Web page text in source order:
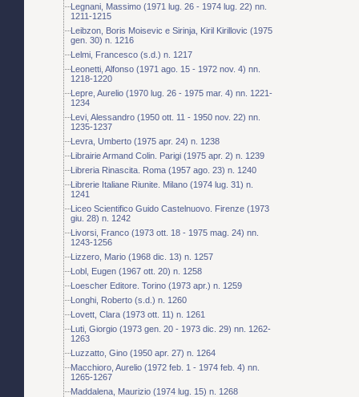
Legnani, Massimo (1971 lug. 26 - 1974 lug. 22) nn.
1211-1215
Leibzon, Boris Moisevic e Sirinja, Kiril Kirillovic (1975
gen. 30) n. 1216
Lelmi, Francesco (s.d.) n. 1217
Leonetti, Alfonso (1971 ago. 15 - 1972 nov. 4) nn.
1218-1220
Lepre, Aurelio (1970 lug. 26 - 1975 mar. 4) nn. 1221-
1234
Levi, Alessandro (1950 ott. 11 - 1950 nov. 22) nn.
1235-1237
Levra, Umberto (1975 apr. 24) n. 1238
Librairie Armand Colin. Parigi (1975 apr. 2) n. 1239
Libreria Rinascita. Roma (1957 ago. 23) n. 1240
Librerie Italiane Riunite. Milano (1974 lug. 31) n.
1241
Liceo Scientifico Guido Castelnuovo. Firenze (1973
giu. 28) n. 1242
Livorsi, Franco (1973 ott. 18 - 1975 mag. 24) nn.
1243-1256
Lizzero, Mario (1968 dic. 13) n. 1257
Lobl, Eugen (1967 ott. 20) n. 1258
Loescher Editore. Torino (1973 apr.) n. 1259
Longhi, Roberto (s.d.) n. 1260
Lovett, Clara (1973 ott. 11) n. 1261
Luti, Giorgio (1973 gen. 20 - 1973 dic. 29) nn. 1262-
1263
Luzzatto, Gino (1950 apr. 27) n. 1264
Macchioro, Aurelio (1972 feb. 1 - 1974 feb. 4) nn.
1265-1267
Maddalena, Maurizio (1974 lug. 15) n. 1268